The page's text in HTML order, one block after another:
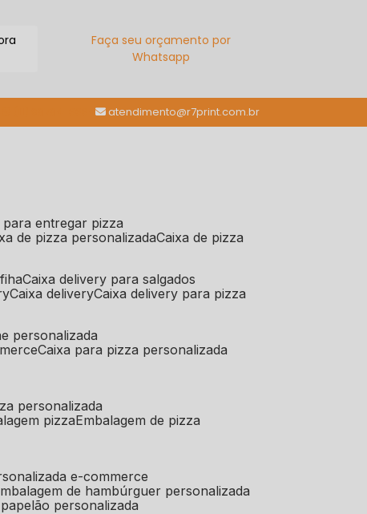
Faça seu orçamento por
Whatsapp
atendimento@r7print.com.br
para entregar pizza
de pizza personalizada caixa de pizza
caixa delivery para salgados
caixa delivery caixa delivery para pizza
personalizada
caixa para pizza personalizada
personalizada
pizza embalagem de pizza
e-commerce
embalagem de hambúrguer personalizada
papelão personalizada